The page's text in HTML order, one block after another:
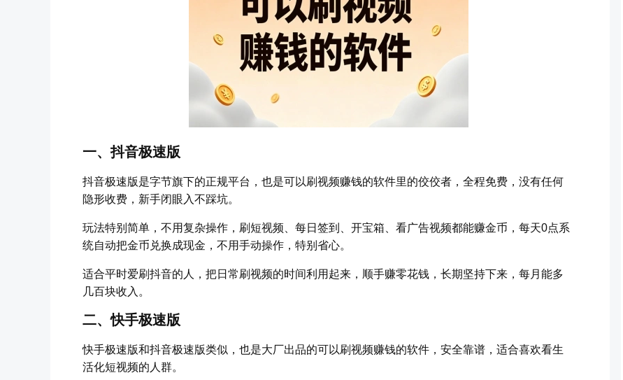
一、抖音极速版
抖音极速版是字节旗下的正规平台，也是可以刷视频赚钱的软件里的佼佼者，全程免费，没有任何
隐形收费，新手闭眼入不踩坑。
玩法特别简单，不用复杂操作，刷短视频、每日签到、开宝箱、看广告视频都能赚金币，每天0点系
统自动把金币兑换成现金，不用手动操作，特别省心。
适合平时爱刷抖音的人，把日常刷视频的时间利用起来，顺手赚零花钱，长期坚持下来，每月能多
几百块收入。
二、快手极速版
快手极速版和抖音极速版类似，也是大厂出品的可以刷视频赚钱的软件，安全靠谱，适合喜欢看生
活化短视频的人群。